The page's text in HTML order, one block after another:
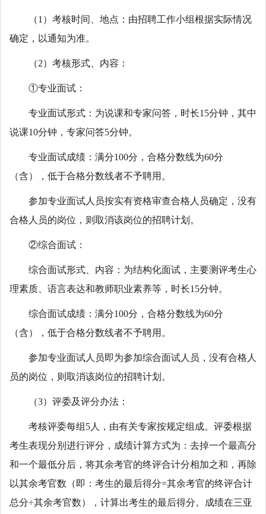
（1）考核时间、地点：由招聘工作小组根据实际情况
确定，以通知为准。
（2）考核形式、内容：
①专业面试：
专业面试形式：为说课和专家问答，时长15分钟，其中
说课10分钟，专家问答5分钟。
专业面试成绩：满分100分，合格分数线为60分
（含），低于合格分数线者不予聘用。
参加专业面试人员按实有资格审查合格人员确定，没有
合格人员的岗位，则取消该岗位的招聘计划。
②综合面试：
综合面试形式、内容：为结构化面试，主要测评考生心
理素质、语言表达和教师职业素养等，时长15分钟。
综合面试成绩：满分100分，合格分数线为60分
（含），低于合格分数线者不予聘用。
参加专业面试人员即为参加综合面试人员，没有合格人
员的岗位，则取消该岗位的招聘计划。
（3）评委及评分办法：
考核评委每组5人，由有关专家按规定组成。评委根据
考生表现分别进行评分，成绩计算方式为：去掉一个最高分
和一个最低分后，将其余考官的终评合计分相加之和，再除
以其余考官数（即：考生的最后得分=其余考官的终评合计
总分÷其余考官数），计算出考生的最后得分。成绩在三亚